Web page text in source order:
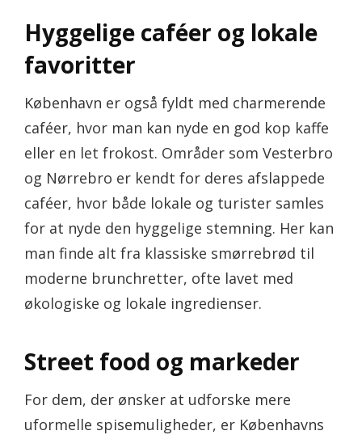
Hyggelige caféer og lokale
favoritter
København er også fyldt med charmerende
caféer, hvor man kan nyde en god kop kaffe
eller en let frokost. Områder som Vesterbro
og Nørrebro er kendt for deres afslappede
caféer, hvor både lokale og turister samles
for at nyde den hyggelige stemning. Her kan
man finde alt fra klassiske smørrebrød til
moderne brunchretter, ofte lavet med
økologiske og lokale ingredienser.
Street food og markeder
For dem, der ønsker at udforske mere
uformelle spisemuligheder, er Københavns